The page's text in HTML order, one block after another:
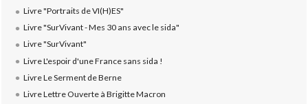
Livre "Portraits de VI(H)ES"
Livre "SurVivant - Mes 30 ans avec le sida"
Livre "SurVivant"
Livre L'espoir d'une France sans sida !
Livre Le Serment de Berne
Livre Lettre Ouverte à Brigitte Macron